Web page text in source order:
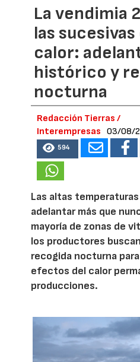
La vendimia
las sucesivas
calor:
histórico y
nocturna
Redacción Tierras /
Interempresas
03/08/
594
Las altas
adelantar más que
mayoría de zonas de
los productores
recogida nocturna
efectos del calor
producciones.